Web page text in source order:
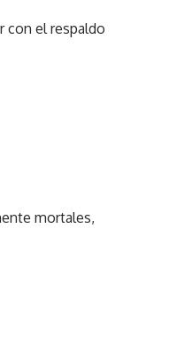
con el respaldo
mortales,